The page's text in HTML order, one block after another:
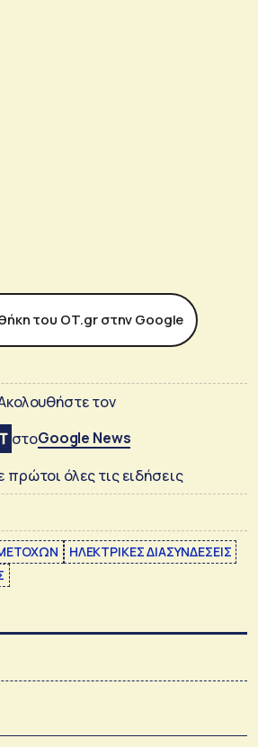
του ΟΤ.gr στην Google
τον
στοGoogle News
πρώτοι όλες τις ειδήσεις
ΗΛΕΚΤΡΙΚΕΣ ΔΙΑΣΥΝΔΕΣΕΙΣ